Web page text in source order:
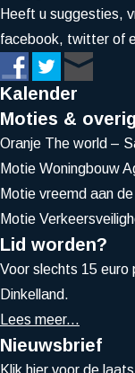
Heeft u suggesties,
facebook, twitter of
Kalender
Moties &
Oranje The world –
Motie Woningbouw
Motie vreemd aan
Motie
Lid worden?
Voor slechts 15 euro
Dinkelland.
Lees meer...
Nieuwsbrief
Klik hier voor de